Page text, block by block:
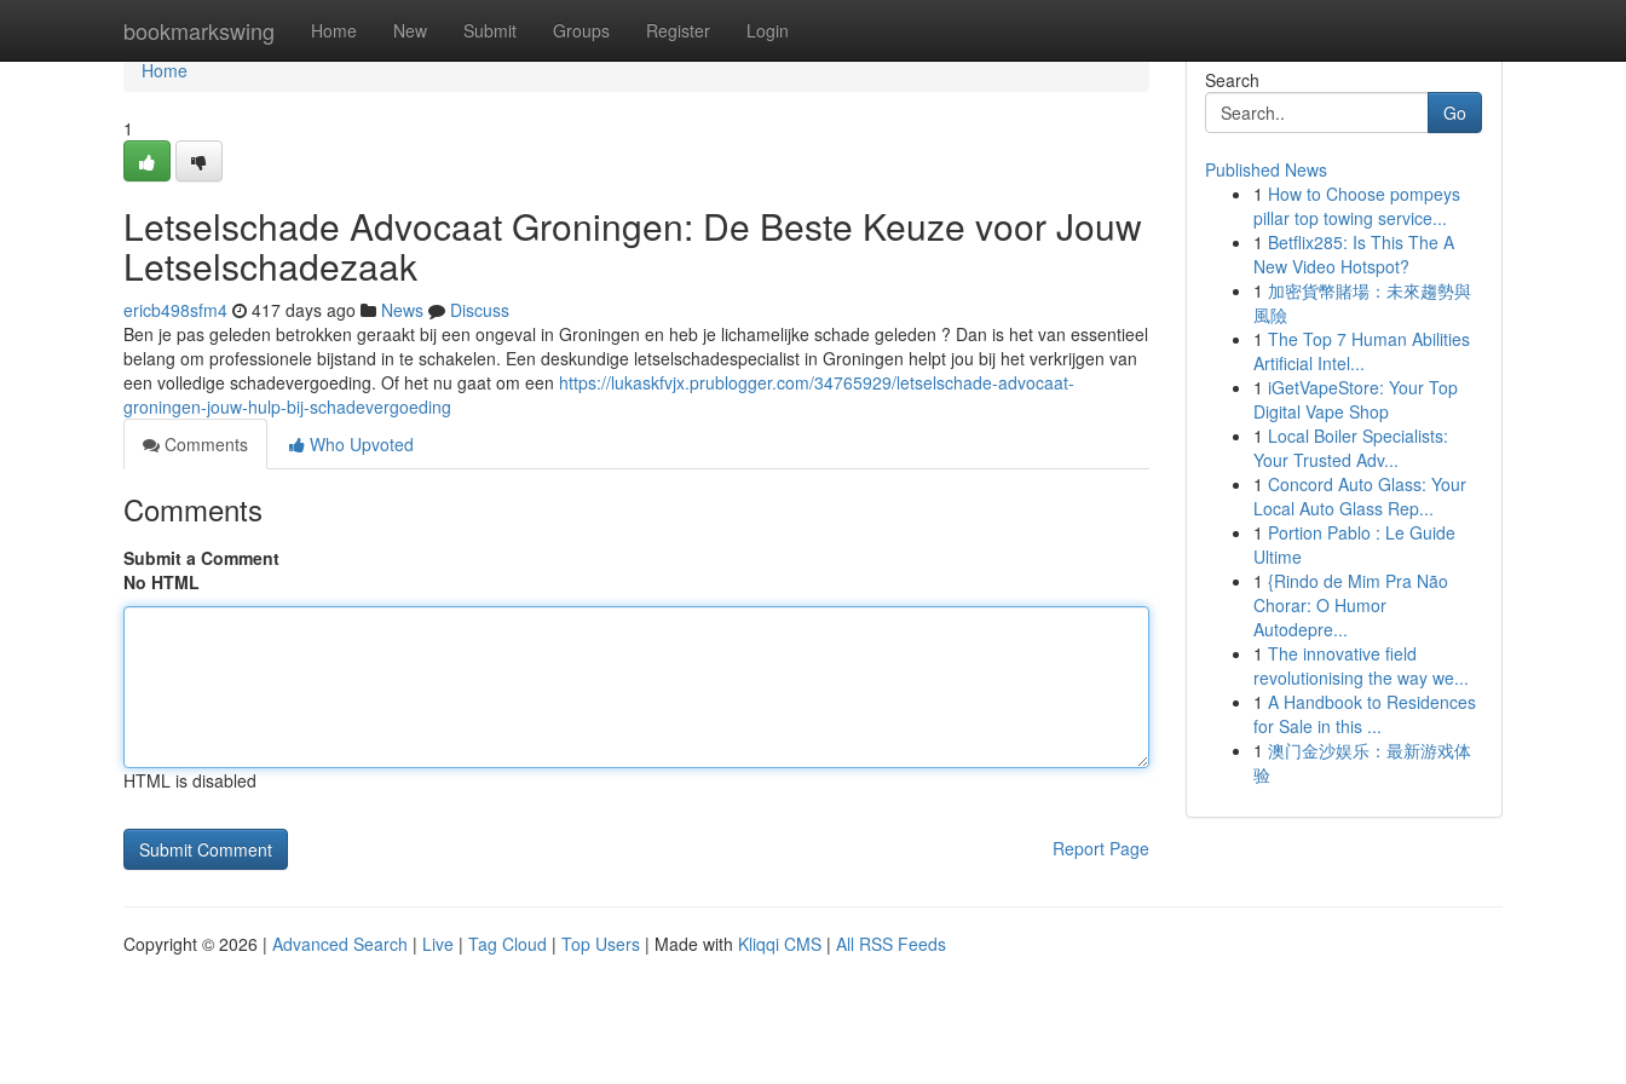
bookmarkswing Home New Submit Groups Register Login
Home
Home
1
Letselschade Advocaat Groningen: De Beste Keuze voor Jouw
Letselschadezaak
ericb498sfm4 417 days ago News
Discuss
Ben je pas geleden betrokken geraakt bij een ongeval in Groningen en heb je lichamelijke schade geleden ? Dan is het van essentieel
belang om professionele bijstand in te schakelen. Een deskundige letselschadespecialist in Groningen helpt jou bij het verkrijgen van
een volledige schadevergoeding. Of het nu gaat om een https://lukaskfvjx.prublogger.com/34765929/letselschade-advocaat-
groningen-jouw-hulp-bij-schadevergoeding
Comments
Who Upvoted
Comments
Submit a Comment
No HTML
HTML is disabled
Report Page
Search
Go
Published News
1 How to Choose pompeys
pillar top towing service...
1 Betflix285: Is This The A
New Video Hotspot?
1 加密貨幣賭場：未來趨勢與
風險
1 The Top 7 Human Abilities
Artificial Intel...
1 iGetVapeStore: Your Top
Digital Vape Shop
1 Local Boiler Specialists:
Your Trusted Adv...
1 Concord Auto Glass: Your
Local Auto Glass Rep...
1 Portion Pablo : Le Guide
Ultime
1 {Rindo de Mim Pra Não
Chorar: O Humor
Autodepre...
1 The innovative field
revolutionising the way we...
1 A Handbook to Residences
for Sale in this ...
1 澳门金沙娱乐：最新游戏体
验
Copyright © 2026 | Advanced Search | Live | Tag Cloud | Top Users | Made with Kliqqi CMS | All RSS Feeds